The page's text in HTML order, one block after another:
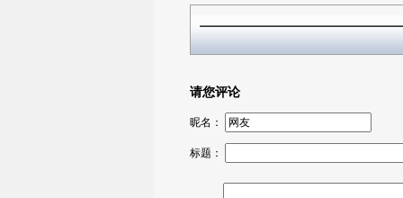
请您评论
昵名：
标题：